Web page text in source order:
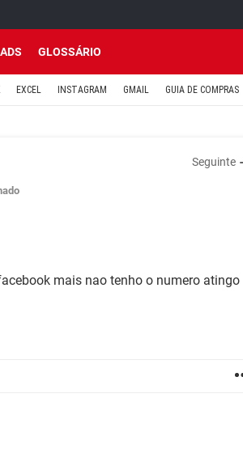
GLOSSÁRIO
EXCEL INSTAGRAM GMAIL GUIA DE COMPRAS
Seguinte
mais nao tenho o numero atingo